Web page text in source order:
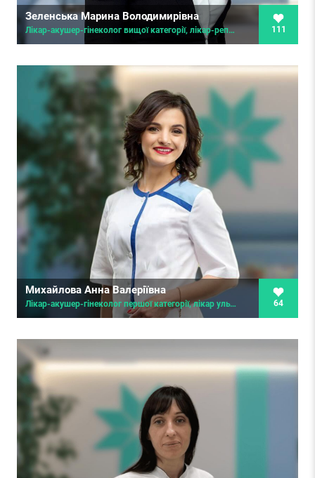
111
Зеленська Марина Володимирівна
Лікар-акушер-гінеколог вищої категорії, лікар-репродуктолог, спеціалізація з управління охороною здоров’я, клінічний онколог
64
Михайлова Анна Валеріївна
Лікар-акушер-гінеколог першої категорії, лікар ультразвукової діагностики